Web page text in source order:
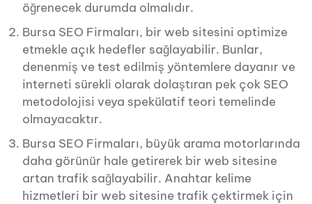
öğrenecek durumda olmalıdır.
Bursa SEO Firmaları, bir web sitesini optimize
etmekle açık hedefler sağlayabilir. Bunlar,
denenmiş ve test edilmiş yöntemlere dayanır ve
interneti sürekli olarak dolaştıran pek çok SEO
metodolojisi veya spekülatif teori temelinde
olmayacaktır.
Bursa SEO Firmaları, büyük arama motorlarında
daha görünür hale getirerek bir web sitesine
artan trafik sağlayabilir. Anahtar kelime
hizmetleri bir web sitesine trafik çektirmek için